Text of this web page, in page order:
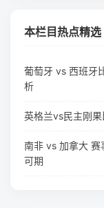
本栏目热点精选
葡萄牙 vs 西班牙
析
英格兰vs民主刚
南非 vs 加拿大 赛
可期